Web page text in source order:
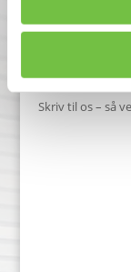
FÅ ET
Skriv til os – så